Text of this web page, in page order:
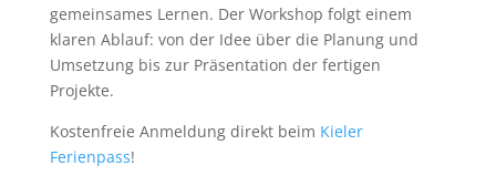
gemeinsames Lernen. Der Workshop folgt einem
klaren Ablauf: von der Idee über die Planung und
Umsetzung bis zur Präsentation der fertigen
Projekte.
Kostenfreie Anmeldung direkt beim Kieler
Ferienpass!